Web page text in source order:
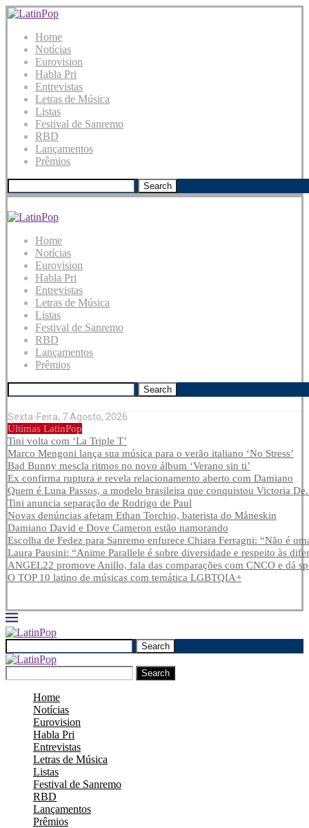
Home
Notícias
Eurovision
Habla Pri
Entrevistas
Letras de Música
Listas
Festival de Sanremo
RBD
Lançamentos
Prêmios
Search
Home
Notícias
Eurovision
Habla Pri
Entrevistas
Letras de Música
Listas
Festival de Sanremo
RBD
Lançamentos
Prêmios
Search
Sexta-Feira, 7 Agosto, 2026
Últimas LatinPop
Tini volta com ‘La Triple T’
Marco Mengoni lança sua música para o verão italiano ‘No Stress’
Bad Bunny mescla ritmos no novo álbum ‘Verano sin ti’
Ex confirma ruptura e revela relacionamento aberto com Damiano
Quem é Luna Passos, a modelo brasileira que conquistou Victoria
Tini anuncia separação de Rodrigo de Paul
Novas denúncias afetam Ethan Torchio, baterista do Måneskin
Damiano David e Dove Cameron estão namorando
Escolha de Fedez para Sanremo enfurece Chiara Ferragni: “Não é
Laura Pausini: “Anime Parallele é sobre diversidade e respeito às
ANGEL22 promove Anillo, fala das comparações com CNCO e dá
O TOP 10 latino de músicas com temática LGBTQIA+
Search
Search
Home
Notícias
Eurovision
Habla Pri
Entrevistas
Letras de Música
Listas
Festival de Sanremo
RBD
Lançamentos
Prêmios